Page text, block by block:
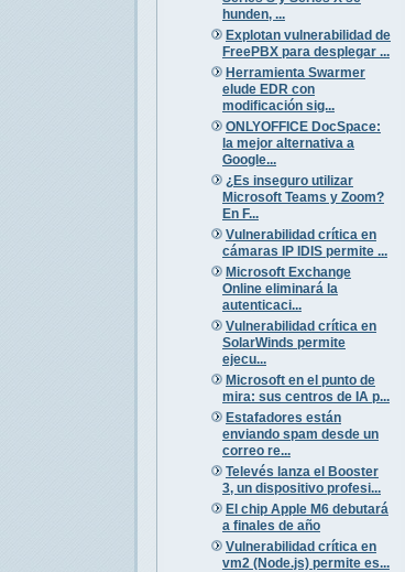
hunden, ...
Explotan vulnerabilidad de
FreePBX para desplegar ...
Herramienta Swarmer
elude EDR con
modificación sig...
ONLYOFFICE DocSpace:
la mejor alternativa a
Google...
¿Es inseguro utilizar
Microsoft Teams y Zoom?
En F...
Vulnerabilidad crítica en
cámaras IP IDIS permite ...
Microsoft Exchange
Online eliminará la
autenticaci...
Vulnerabilidad crítica en
SolarWinds permite
ejecu...
Microsoft en el punto de
mira: sus centros de IA p...
Estafadores están
enviando spam desde un
correo re...
Televés lanza el Booster
3, un dispositivo profesi...
El chip Apple M6 debutará
a finales de año
Vulnerabilidad crítica en
vm2 (Node.js) permite es...